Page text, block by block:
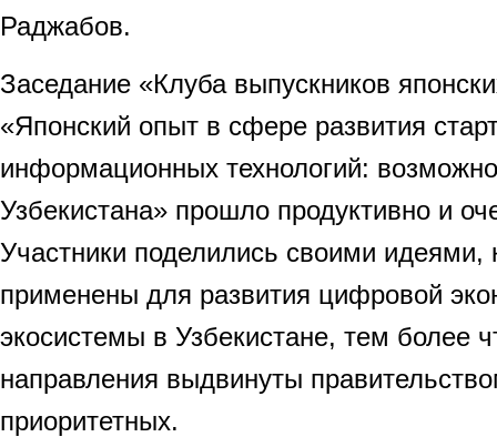
Раджабов.
Заседание «Клуба выпускников
«Японский опыт в сфере развития
информационных технологий:
Узбекистана» прошло продуктивно и
Участники поделились своими идеями,
применены для развития цифровой
экосистемы в Узбекистане, тем более
направления выдвинуты
приоритетных.